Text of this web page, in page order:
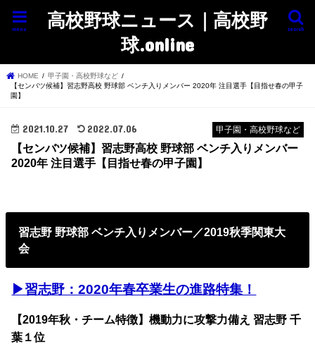
高校野球ニュース｜高校野
球.online
search
menu
HOME
甲子園・高校野球など
【センバツ候補】習志野高校 野球部 ベンチ入りメンバー 2020年 注目選手【目指せ春の甲子
園】
甲子園・高校野球など
2021.10.27 2022.07.06
【センバツ候補】習志野高校 野球部 ベンチ入りメンバー
2020年 注目選手【目指せ春の甲子園】
習志野 野球部ベンチ入りメンバー／2019秋季関東大
会
▶︎習志野：2020年春卒業生の進路特集！
【2019年秋・チーム特徴】機動力に攻撃力備え 習志野 千
葉１位